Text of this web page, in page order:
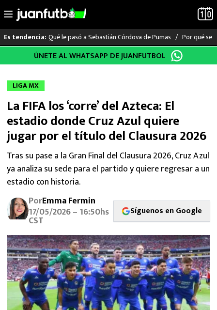
al
Es tendencia: Qué le pasó a Sebastián Córdova de Pumas Por qué se
LO ÚLTIMO
LIGA MX
RAYADOS
PUMAS
ATLANTE
SELECCIÓN MEXICANA
FUTBOL INTERNACIONAL
MEXICANOS EN EL EXTRANJERO
FUTBOL ESTUFA
FÓRMULA 1
BOXEO
ÚNETE AL WHATSAPP DE JUANFUTBOL
LIGA MX
La FIFA los ‘corre’ del Azteca: El
estadio donde Cruz Azul quiere
jugar por el título del Clausura 2026
Tras su pase a la Gran Final del Clausura 2026, Cruz Azul
ya analiza su sede para el partido y quiere regresar a un
estadio con historia.
PorEmma Fermin
17/05/2026 – 16:50hs
CST
Síguenos en Google